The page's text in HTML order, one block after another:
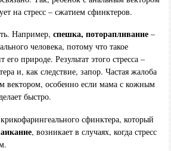
на стресс – сжатием сфинктеров.
Например, спешка, поторапливание–
человека, потому что такое
природе. Результат этого стресса –
и, как следствие, запор. Частая жалоба
вектором, особенно если мама с кожным
быстро.
сфинктера, который
, возникает в случаях, когда стресс